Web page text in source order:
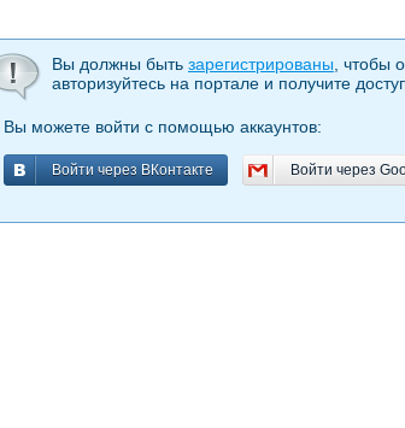
Вы должны быть зарегистрированы , чтобы
авторизуйтесь на портале и получите
Вы можете войти с помощью аккаунтов:
Войти через ВКонтакте
Войти через ВКонтакте Войти через
Войти через